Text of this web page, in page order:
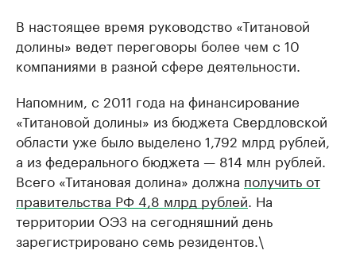
В настоящее время руководство «Титановой
долины» ведет переговоры более чем с 10
компаниями в разной сфере деятельности.
Напомним, с 2011 года на финансирование
«Титановой долины» из бюджета Свердловской
области уже было выделено 1,792 млрд рублей,
а из федерального бюджета — 814 млн рублей.
Всего «Титановая долина» должна получить от
правительства РФ 4,8 млрд рублей . На
территории ОЭЗ на сегодняшний день
зарегистрировано семь резидентов.\